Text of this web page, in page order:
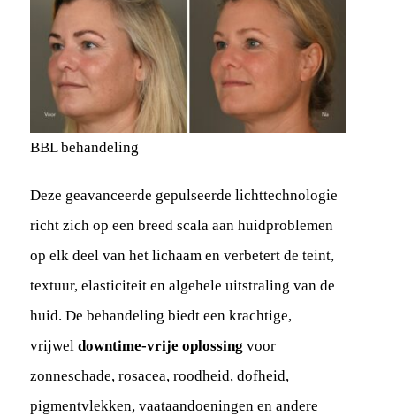
BBL behandeling
Deze geavanceerde gepulseerde lichttechnologie
richt zich op een breed scala aan huidproblemen
op elk deel van het lichaam en verbetert de teint,
textuur, elasticiteit en algehele uitstraling van de
huid. De behandeling biedt een krachtige,
vrijwel downtime-vrije oplossing voor
zonneschade, rosacea, roodheid, dofheid,
pigmentvlekken, vaataandoeningen en andere